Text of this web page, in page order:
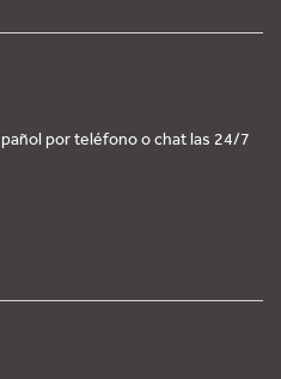
por teléfono o chat las 24/7